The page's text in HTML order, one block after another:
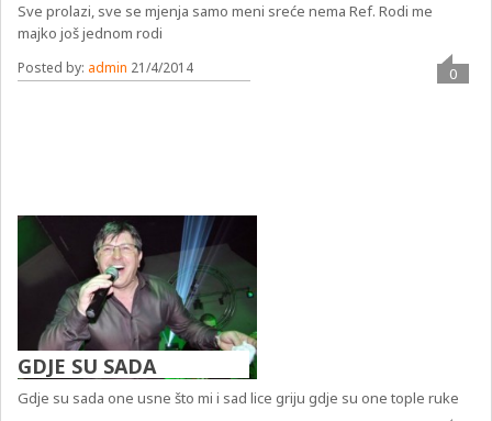
Sve prolazi, sve se mjenja samo meni sreće nema Ref. Rodi me
majko još jednom rodi
Posted by: admin 21/4/2014 0
GDJE SU SADA
Gdje su sada one usne što mi i sad lice griju gdje su one tople ruke